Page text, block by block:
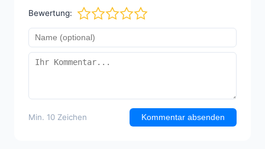
Bewertung:
Min. 10 Zeichen Kommentar absenden